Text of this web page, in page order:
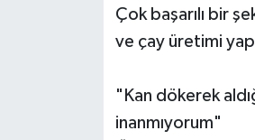
Çok başarılı bir
ve çay üretimi
"Kan dökerek
inanmıyorum"